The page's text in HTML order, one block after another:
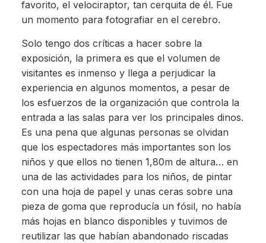
favorito, el velociraptor, tan cerquita de él. Fue
un momento para fotografiar en el cerebro.
Solo tengo dos críticas a hacer sobre la
exposición, la primera es que el volumen de
visitantes es inmenso y llega a perjudicar la
experiencia en algunos momentos, a pesar de
los esfuerzos de la organización que controla la
entrada a las salas para ver los principales dinos.
Es una pena que algunas personas se olvidan
que los espectadores más importantes son los
niños y que ellos no tienen 1,80m de altura… en
una de las actividades para los niños, de pintar
con una hoja de papel y unas ceras sobre una
pieza de goma que reproducía un fósil, no había
más hojas en blanco disponibles y tuvimos de
reutilizar las que habían abandonado riscadas